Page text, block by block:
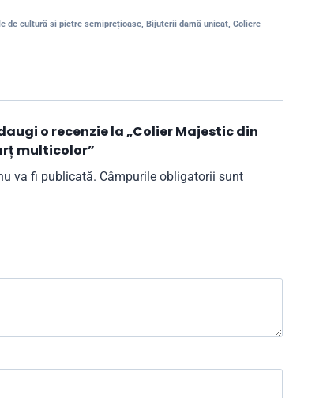
de cultură si pietre semiprețioase, Bijuterii damă unicat, Coliere
o recenzie la „Colier Majestic din
multicolor”
va fi publicată. Câmpurile obligatorii sunt